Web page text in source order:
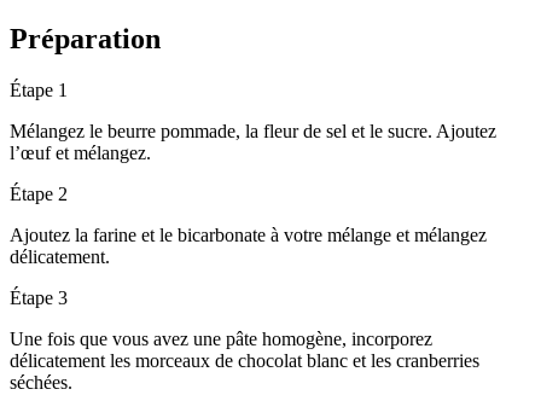
Préparation
Étape 1
Mélangez le beurre pommade, la fleur de sel et le sucre. Ajoutez
l’œuf et mélangez.
Étape 2
Ajoutez la farine et le bicarbonate à votre mélange et mélangez
délicatement.
Étape 3
Une fois que vous avez une pâte homogène, incorporez
délicatement les morceaux de chocolat blanc et les cranberries
séchées.